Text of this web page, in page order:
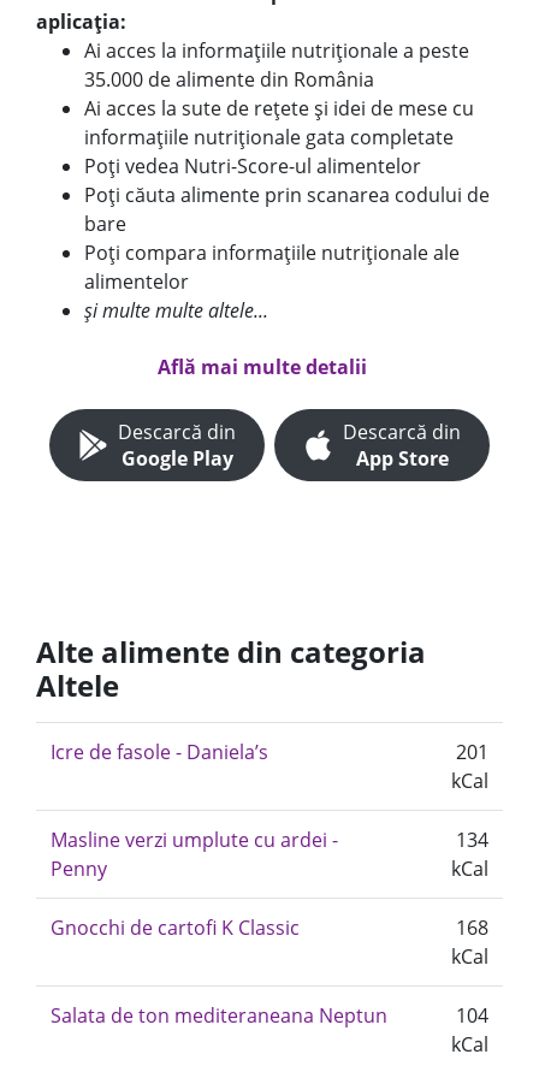
aplicația:
Ai acces la informațiile nutriționale a peste
35.000 de alimente din România
Ai acces la sute de rețete și idei de mese cu
informațiile nutriționale gata completate
Poți vedea Nutri-Score-ul alimentelor
Poți căuta alimente prin scanarea codului de
bare
Poți compara informațiile nutriționale ale
alimentelor
și multe multe altele...
Află mai multe detalii
Descarcă din
Google Play
Descarcă din
App Store
Alte alimente din categoria
Altele
Icre de fasole - Daniela’s
201
kCal
Masline verzi umplute cu ardei -
Penny
134
kCal
Gnocchi de cartofi K Classic
168
kCal
Salata de ton mediteraneana Neptun
104
kCal